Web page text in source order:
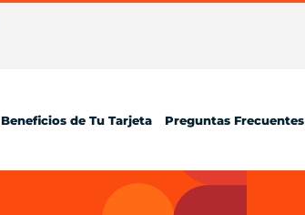
Beneficios de Tu Tarjeta Preguntas Frecuentes